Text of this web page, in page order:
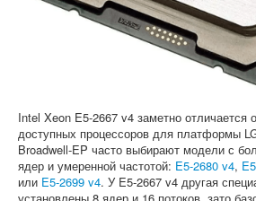
Intel Xeon E5-2667 v4 заметно отличается
доступных процессоров для платформы
Broadwell-EP часто выбирают модели с
ядер и умеренной частотой: E5-2680 v4,
или E5-2699 v4. У E5-2667 v4 другая